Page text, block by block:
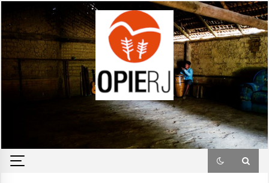
to
content